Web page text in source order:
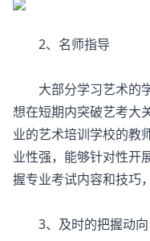
2、名师指导
大部分学习艺术的学
想在短期内突破艺考大
业的艺术培训学校的教
业性强，能够针对性开
握专业考试内容和技巧
3、及时的把握动向